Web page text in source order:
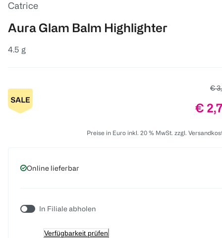
Catrice
Aura Glam Balm Highlighter
4.5 g
€
€
Preise in Euro inkl. 20 % MwSt. zzgl.
Online lieferbar
In Filiale abholen
Verfügbarkeit prüfen